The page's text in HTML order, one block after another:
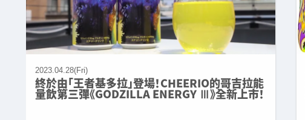
2023.04.28(Fri)
終於由「王者基多拉」登場！CHEERIO的哥吉拉能
量飲第三彈《GODZILLA ENERGY Ⅲ》全新上市！